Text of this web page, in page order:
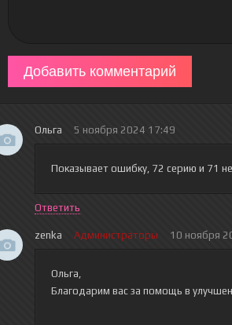
Добавить комментарий
Ольга 5 ноября 2024 17:49
Показывает ошибку, 72 серию и 71
Ответить
zenka Администраторы 10 ноября
Ольга,
Благодарим вас за помощь в